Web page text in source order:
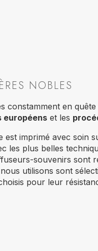
NOBLES
constamment en quête
européens et les
est imprimé avec soin
les plus belles
souvenirs sont
utilisons sont
pour leur